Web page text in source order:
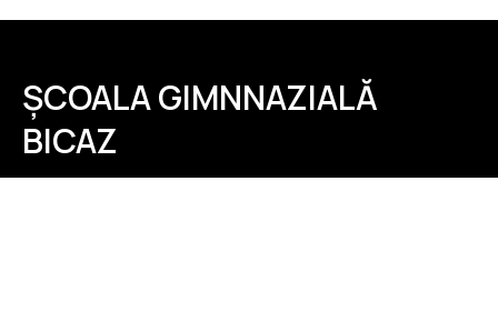
ȘCOALA GIMNNAZIALĂ
BICAZ